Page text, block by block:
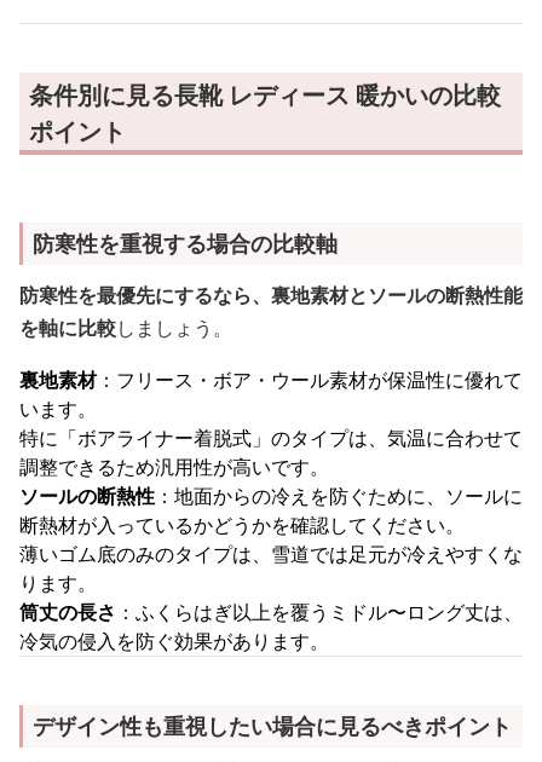
条件別に見る長靴 レディース 暖かいの比較
ポイント
防寒性を重視する場合の比較軸
防寒性を最優先にするなら、裏地素材とソールの断熱性能
を軸に比較しましょう。
裏地素材：フリース・ボア・ウール素材が保温性に優れて
います。
特に「ボアライナー着脱式」のタイプは、気温に合わせて
調整できるため汎用性が高いです。
ソールの断熱性 ：地面からの冷えを防ぐために、ソールに
断熱材が入っているかどうかを確認してください。
薄いゴム底のみのタイプは、雪道では足元が冷えやすくな
ります。
筒丈の長さ ：ふくらはぎ以上を覆うミドル〜ロング丈は、
冷気の侵入を防ぐ効果があります。
デザイン性も重視したい場合に見るべきポイント